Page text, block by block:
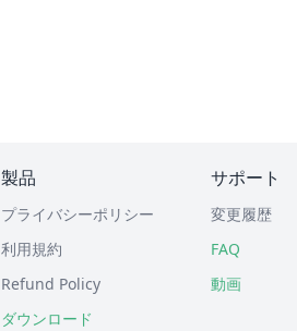
製品
プライバシーポリシー
利用規約
Refund Policy
ダウンロード
サポート
変更履歴
FAQ
動画